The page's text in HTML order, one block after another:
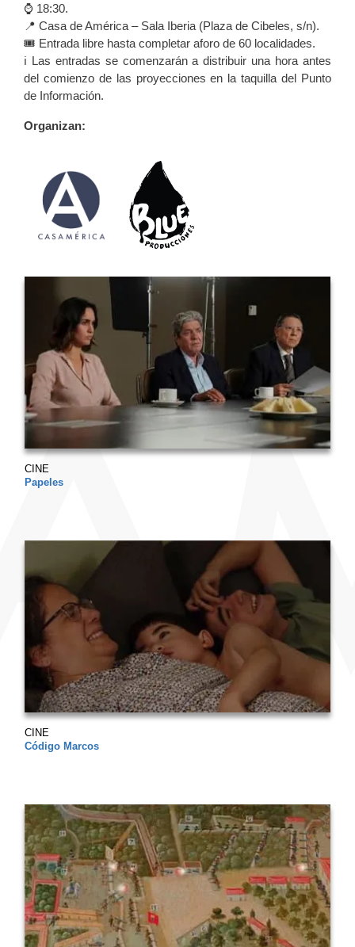
⌚️ 18:30.
📍 Casa de América – Sala Iberia (Plaza de Cibeles, s/n).
🎟️ Entrada libre hasta completar aforo de 60 localidades.
ℹ️ Las entradas se comenzarán a distribuir una hora antes
del comienzo de las proyecciones en la taquilla del Punto
de Información.
Organizan:
CINE
Papeles
CINE
Código Marcos